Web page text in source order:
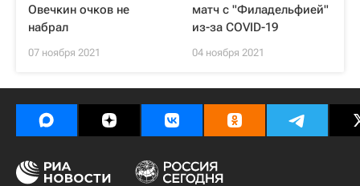
Овечкин очков не
набрал
07 ноября 2021
матч с "Филадельфией"
из-за COVID-19
04 ноября 2021